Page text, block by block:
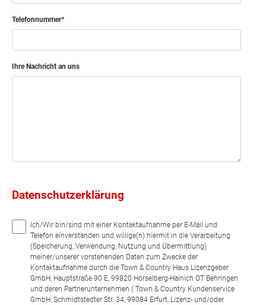
Telefonnummer
Ihre Nachricht an uns
Datenschutzerklärung
Ich/Wir bin/sind mit einer Kontaktaufnahme per E-Mail und
Telefon einverstanden und willige(n) hiermit in die Verarbeitung
(Speicherung, Verwendung, Nutzung und Übermittlung)
meiner/unserer vorstehenden Daten zum Zwecke der
Kontaktaufnahme durch die Town & Country Haus Lizenzgeber
GmbH, Hauptstraße 90 E, 99820 Hörselberg-Hainich OT Behringen
und deren Partnerunternehmen ( Town & Country Kundenservice
GmbH, Schmidtstedter Str. 34, 99084 Erfurt, Lizenz- und/oder